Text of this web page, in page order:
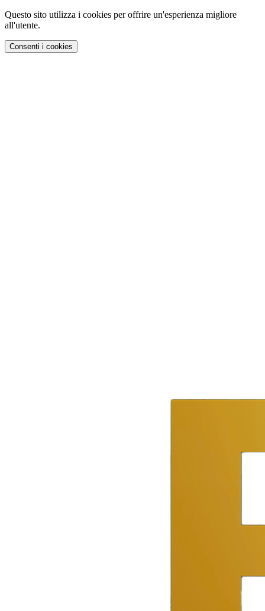
Questo sito utilizza i cookies per offrire un'esperienza migliore
all'utente.
Consenti i cookies